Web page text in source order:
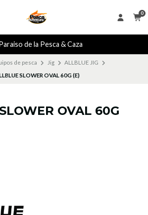
0
de la Pesca & Caza
de pesca Jig
ALLBLUE JIG
SLOWER OVAL 60G (E)
OVAL 60G